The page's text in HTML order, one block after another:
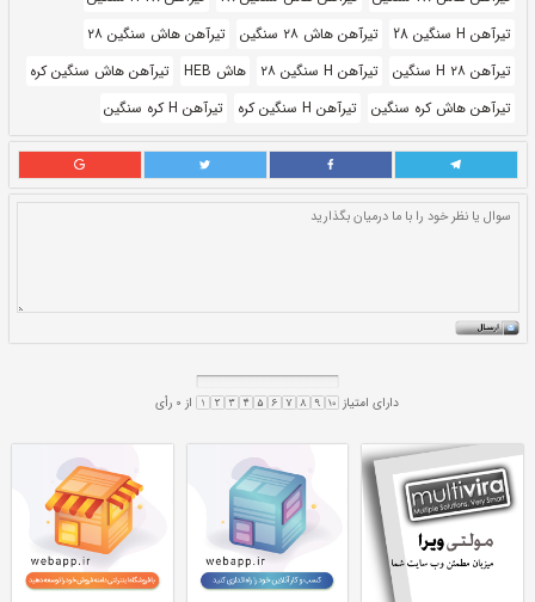
سایز و اندازه:
هاش سنگین 28
تیرآهن H 28 سنگین
تیرآهن هاش سنگین ۲۸
هاش HEB
تیرآهن هاش سنگین کره